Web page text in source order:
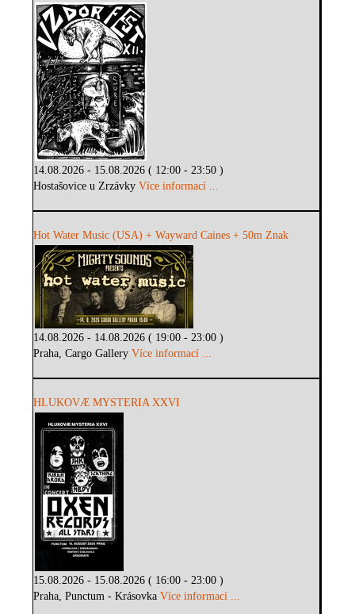
14.08.2026 - 15.08.2026 ( 12:00 - 23:50 )
Hostašovice u ZrzávkyVíce informací ...
Hot Water Music (USA) + Wayward Caines + 50m Znak
14.08.2026 - 14.08.2026 ( 19:00 - 23:00 )
Praha, Cargo GalleryVíce informací ...
HLUKOVÆ MYSTERIA XXVI
15.08.2026 - 15.08.2026 ( 16:00 - 23:00 )
Praha, Punctum - KrásovkaVíce informací ...